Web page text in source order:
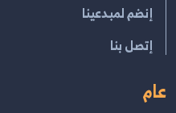
إنضم لمبدعينا
إتصل بنا
عام